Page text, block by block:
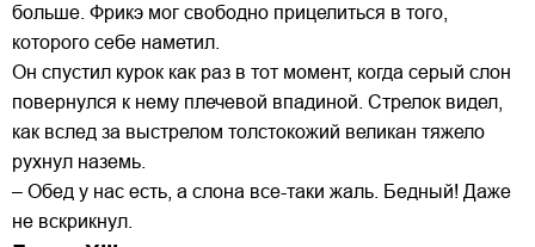
больше. Фрикэ мог свободно прицелиться в того,
которого себе наметил.
Он спустил курок как раз в тот момент, когда серый слон
повернулся к нему плечевой впадиной. Стрелок видел,
как вслед за выстрелом толстокожий великан тяжело
рухнул наземь.
– Обед у нас есть, а слона все-таки жаль. Бедный! Даже
не вскрикнул.